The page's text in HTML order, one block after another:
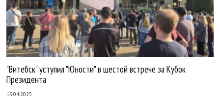
"Витебск" уступил "Юности" в шестой встрече за Кубок
Президента
19.04.2025